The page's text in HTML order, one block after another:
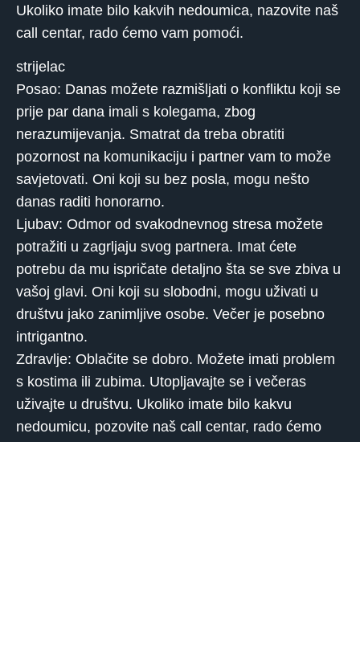
Ukoliko imate bilo kakvih nedoumica, nazovite naš
call centar, rado ćemo vam pomoći.
strijelac
Posao: Danas možete razmišljati o konfliktu koji se
prije par dana imali s kolegama, zbog
nerazumijevanja. Smatrat da treba obratiti
pozornost na komunikaciju i partner vam to može
savjetovati. Oni koji su bez posla, mogu nešto
danas raditi honorarno.
Ljubav: Odmor od svakodnevnog stresa možete
potražiti u zagrljaju svog partnera. Imat ćete
potrebu da mu ispričate detaljno šta se sve zbiva u
vašoj glavi. Oni koji su slobodni, mogu uživati ​​u
društvu jako zanimljive osobe. Večer je posebno
intrigantno.
Zdravlje: Oblačite se dobro. Možete imati problem
s kostima ili zubima. Utopljavajte se i večeras
uživajte u društvu. Ukoliko imate bilo kakvu
nedoumicu, pozovite naš call centar, rado ćemo